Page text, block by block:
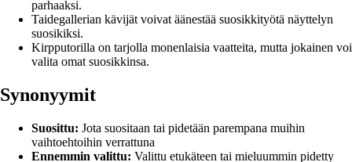
parhaaksi.
Taidegallerian kävijät voivat äänestää suosikkityötä näyttelyn
suosikiksi.
Kirpputorilla on tarjolla monenlaisia vaatteita, mutta jokainen voi
valita omat suosikkinsa.
Synonyymit
Suosittu: Jota suositaan tai pidetään parempana muihin
vaihtoehtoihin verrattuna
Ennemmin valittu: Valittu etukäteen tai mieluummin pidetty